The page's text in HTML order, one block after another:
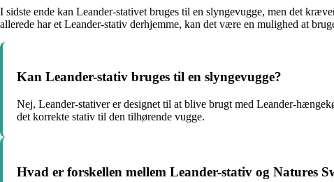
I sidste ende kan Leander-stativet bruges til en slyngevugge, men det
allerede har et Leander-stativ derhjemme, kan det være en mulighed at
Kan Leander-stativ bruges til en slyngevugge?
Nej, Leander-stativer er designet til at blive brugt med Leander-
det korrekte stativ til den tilhørende vugge.
Hvad er forskellen mellem Leander-stativ og Natures